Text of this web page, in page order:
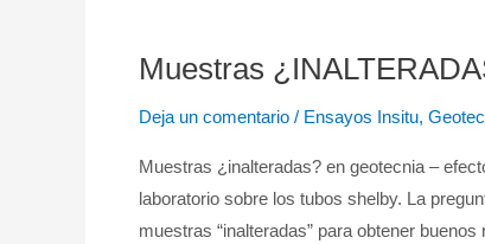
Muestras
Deja un comentario / Ensayos Insitu,
Muestras ¿inalteradas? en geotecnia –
laboratorio sobre los tubos shelby. La
muestras “inalteradas” para obtener
Muestras
en
un
tubo
Shelby